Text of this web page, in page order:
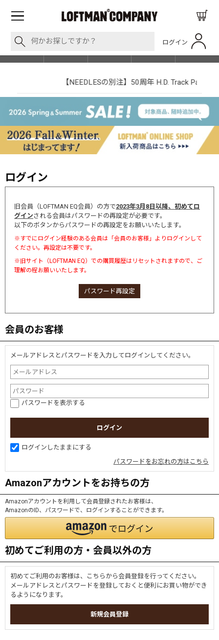
ログイン
SHOP LIST
【NEEDLESの別注】50周年 H.D. Track Pant
ログイン
旧会員（LOFTMAN EQ会員）の方で2023年3月8日以降、初めてロ
グインされる会員はパスワードの再設定が必要です。
以下のボタンからパスワードの再設定をお願いいたします。
※すでにログイン経験のある会員は「会員のお客様」よりログインして
ください。再設定は不要です。
※旧サイト（LOFTMAN EQ）での購買履歴はリセットされますので、ご
理解の程お願いいたします。
パスワード再設定
会員のお客様
メールアドレスとパスワードを入力してログインしてください。
パスワードを表示する
ログインしたままにする
パスワードをお忘れの方はこちら
Amazonアカウントをお持ちの方
Amazonアカウントを利用して会員登録されたお客様は、
AmazonのID、パスワードで、ログインすることができます。
初めてご利用の方・会員以外の方
初めてご利用のお客様は、こちらから会員登録を行ってください。
メールアドレスとパスワードを登録しておくと便利にお買い物ができ
るようになります。